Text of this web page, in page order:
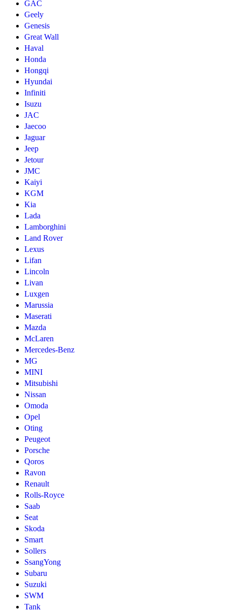
GAC
Geely
Genesis
Great Wall
Haval
Honda
Hongqi
Hyundai
Infiniti
Isuzu
JAC
Jaecoo
Jaguar
Jeep
Jetour
JMC
Kaiyi
KGM
Kia
Lada
Lamborghini
Land Rover
Lexus
Lifan
Lincoln
Livan
Luxgen
Marussia
Maserati
Mazda
McLaren
Mercedes-Benz
MG
MINI
Mitsubishi
Nissan
Omoda
Opel
Oting
Peugeot
Porsche
Qoros
Ravon
Renault
Rolls-Royce
Saab
Seat
Skoda
Smart
Sollers
SsangYong
Subaru
Suzuki
SWM
Tank